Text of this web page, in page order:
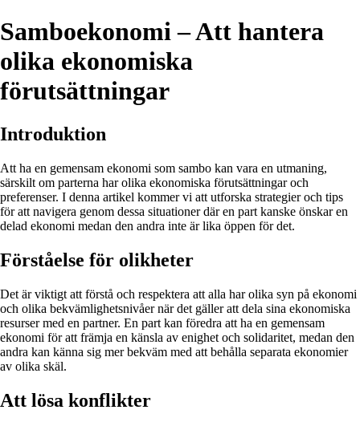
Samboekonomi – Att hantera
olika ekonomiska
förutsättningar
Introduktion
Att ha en gemensam ekonomi som sambo kan vara en utmaning,
särskilt om parterna har olika ekonomiska förutsättningar och
preferenser. I denna artikel kommer vi att utforska strategier och tips
för att navigera genom dessa situationer där en part kanske önskar en
delad ekonomi medan den andra inte är lika öppen för det.
Förståelse för olikheter
Det är viktigt att förstå och respektera att alla har olika syn på ekonomi
och olika bekvämlighetsnivåer när det gäller att dela sina ekonomiska
resurser med en partner. En part kan föredra att ha en gemensam
ekonomi för att främja en känsla av enighet och solidaritet, medan den
andra kan känna sig mer bekväm med att behålla separata ekonomier
av olika skäl.
Att lösa konflikter